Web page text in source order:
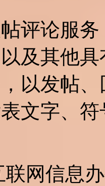
评论服
及其他
以发帖
文字、
网信息